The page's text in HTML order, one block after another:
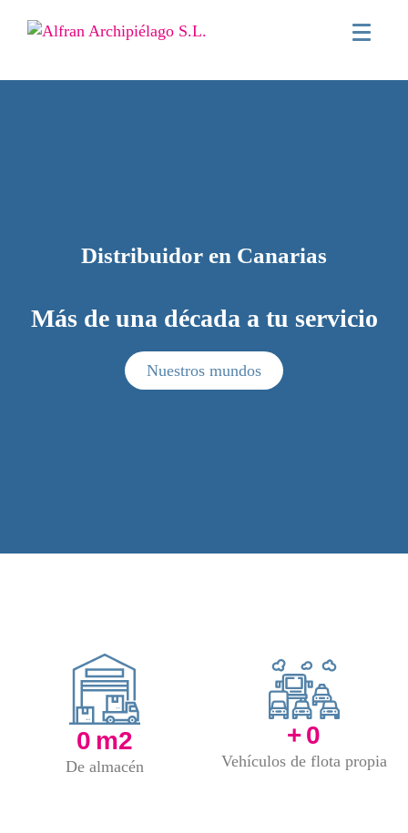
Distribuidor en Canarias
Más de una década a tu servicio
Nuestros mundos
0 m2
De almacén
+0
Vehículos de flota propia